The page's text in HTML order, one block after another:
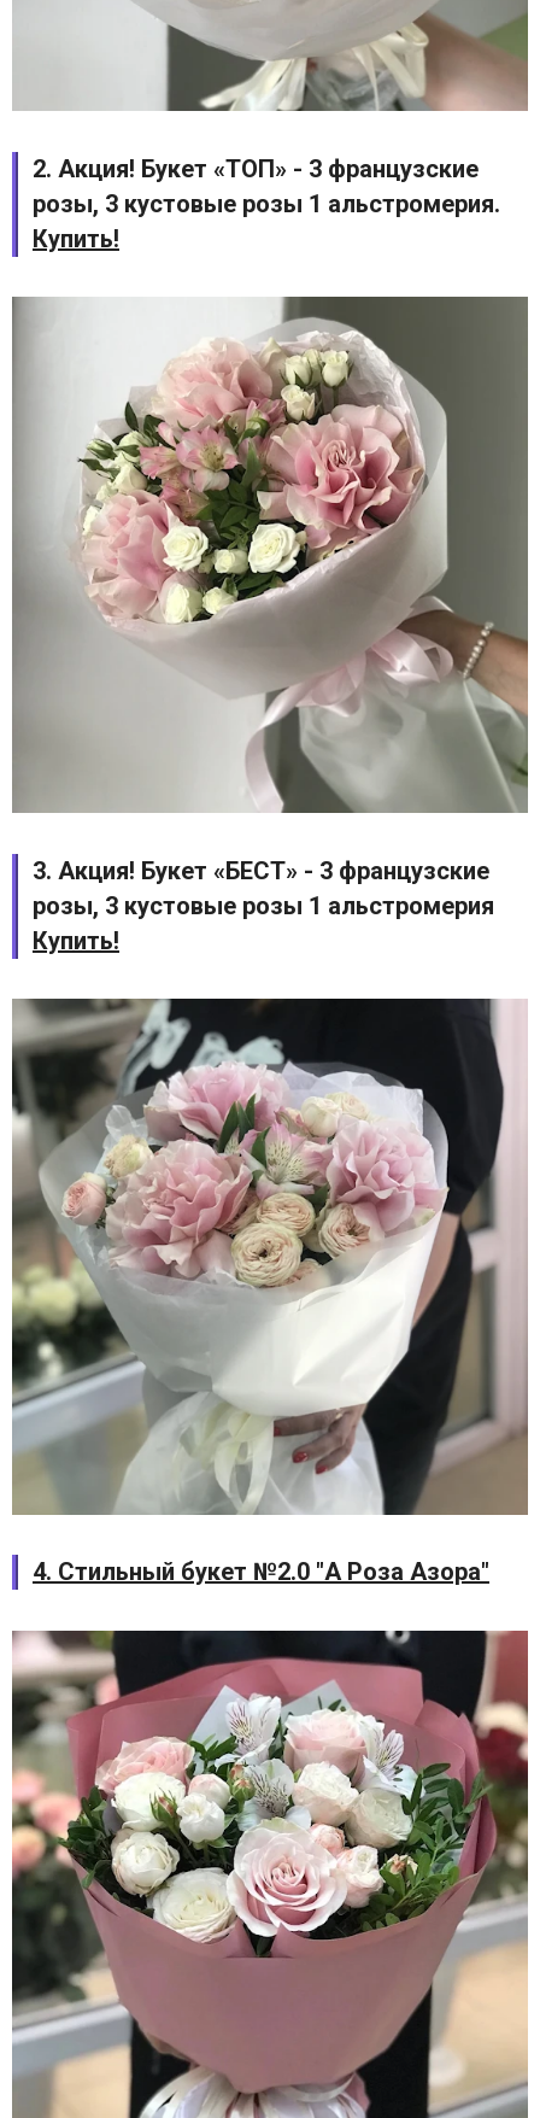
2. Акция! Букет «ТОП» - 3 французские
розы, 3 кустовые розы 1 альстромерия.
Купить!
3. Акция! Букет «БЕСТ» - 3 французские
розы, 3 кустовые розы 1 альстромерия
Купить!
4. Стильный букет №2.0 "А Роза Азора"